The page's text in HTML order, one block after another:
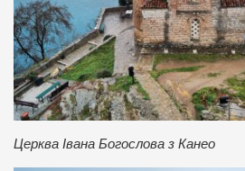
Церква Івана Богослова з Канео